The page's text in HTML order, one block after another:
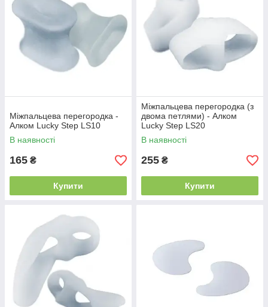
Міжпальцева перегородка -
Алком Lucky Step LS10
В наявності
165 ₴
Купити
Міжпальцева перегородка (з
двома петлями) - Алком
Lucky Step LS20
В наявності
255 ₴
Купити